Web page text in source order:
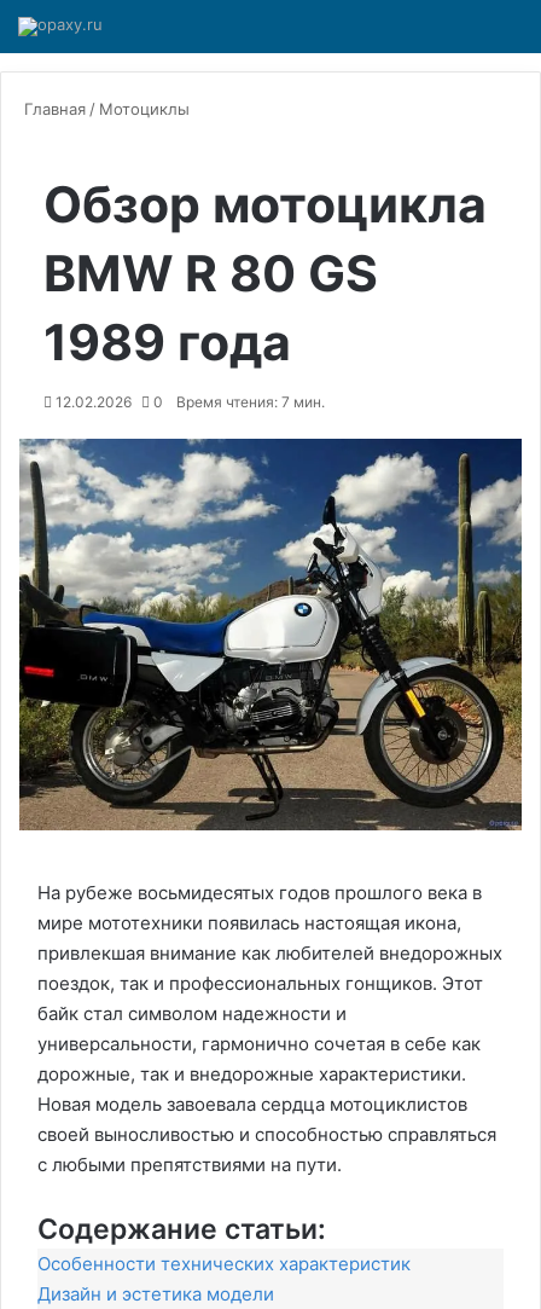
Главная / Мотоциклы
Обзор мотоцикла
BMW R 80 GS
1989 года
12.02.2026 0 Время чтения: 7 мин.
На рубеже восьмидесятых годов прошлого века в
мире мототехники появилась настоящая икона,
привлекшая внимание как любителей внедорожных
поездок, так и профессиональных гонщиков. Этот
байк стал символом надежности и
универсальности, гармонично сочетая в себе как
дорожные, так и внедорожные характеристики.
Новая модель завоевала сердца мотоциклистов
своей выносливостью и способностью справляться
с любыми препятствиями на пути.
Содержание статьи:
Особенности технических характеристик
Дизайн и эстетика модели